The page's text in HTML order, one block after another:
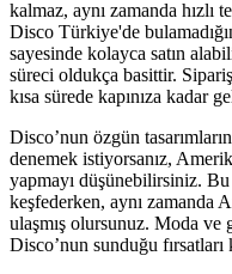
kalmaz, aynı zamanda hızlı
Disco Türkiye'de
sayesinde kolayca satın
süreci oldukça basittir.
kısa sürede kapınıza kadar
Disco’nun özgün
denemek istiyorsanız,
yapmayı düşünebilirsiniz.
keşfederken, aynı zamanda
ulaşmış olursunuz. Moda
Disco’nun sunduğu fırsatları